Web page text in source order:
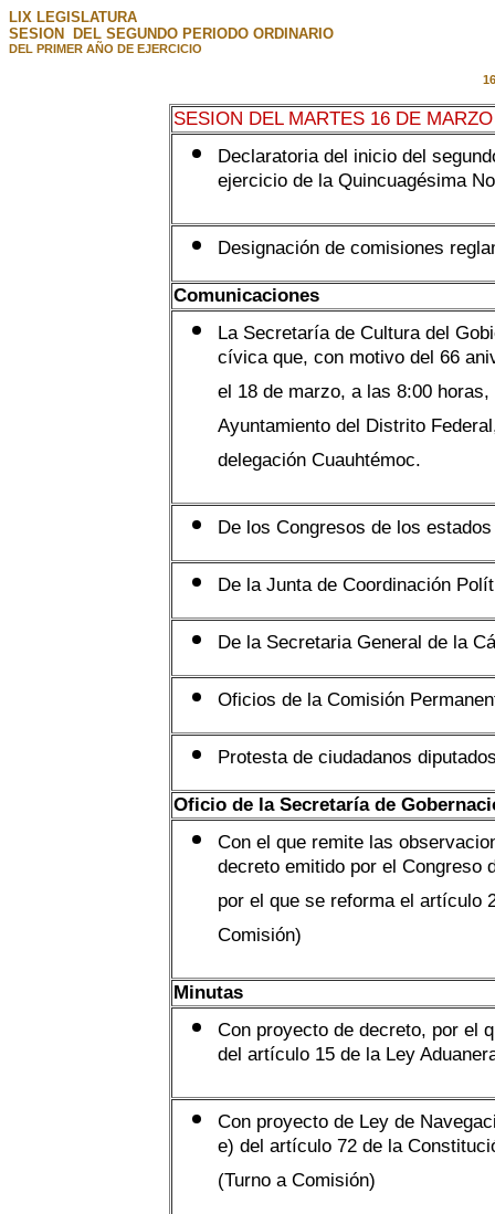
LIX LEGISLATURA
SESION DEL SEGUNDO PERIODO ORDINARIO
DEL PRIMER AÑO DE EJERCICIO
SESION DEL MARTES 16 DE
Declaratoria del inicio del
ejercicio de la Quincuagésima
Designación de comisiones
Comunicaciones
La Secretaría de Cultura del
cívica que, con motivo del 66
el 18 de marzo, a las 8:00
Ayuntamiento del Distrito
delegación Cuauhtémoc.
De los Congresos de los
De la Junta de Coordinación
De la Secretaria General de la
Oficios de la Comisión
Protesta de ciudadanos
Oficio de la Secretaría de
Con el que remite las
decreto emitido por el Congreso
por el que se reforma el artículo
Comisión)
Minutas
Con proyecto de decreto, por el
del artículo 15 de la Ley
Con proyecto de Ley de
e) del artículo 72 de la
(Turno a Comisión)